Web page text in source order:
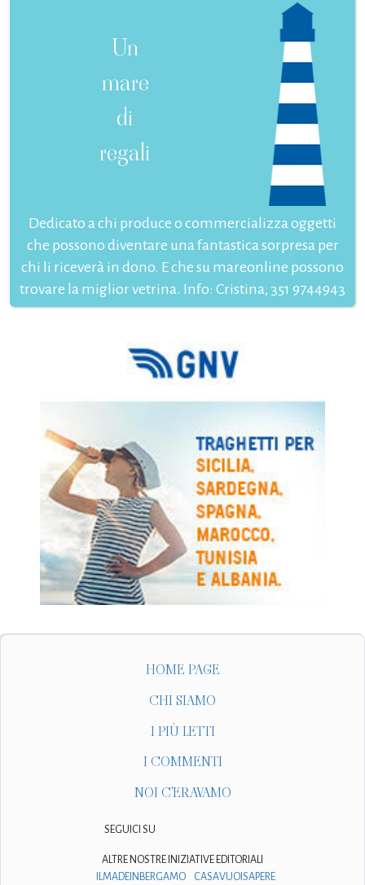
Un
mare
di
regali
Dedicato a chi produce o commercializza oggetti
che possono diventare una fantastica sorpresa per
chi li riceverà in dono. E che su mareonline possono
trovare la miglior vetrina. Info: Cristina, 351 9744943
HOME PAGE
CHI SIAMO
I PIÙ LETTI
I COMMENTI
NOI C'ERAVAMO
SEGUICI SU
ALTRE NOSTRE INIZIATIVE EDITORIALI
ILMADEINBERGAMO
CASAVUOISAPERE